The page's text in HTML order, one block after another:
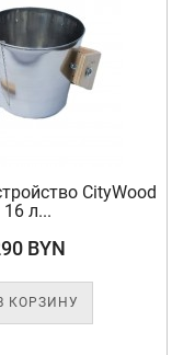
CityWood
16 л...
BYN
КОРЗИНУ